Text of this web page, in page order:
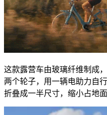
这款露营车由玻璃纤维制成
两个轮子，用一辆电助力自
折叠成一半尺寸，缩小占地